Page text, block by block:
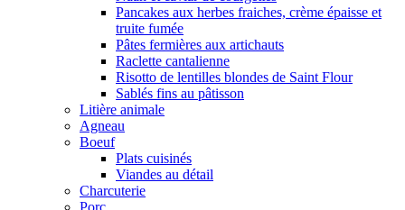
Pancakes aux herbes fraiches, crème épaisse et
truite fumée
Pâtes fermières aux artichauts
Raclette cantalienne
Risotto de lentilles blondes de Saint Flour
Sablés fins au pâtisson
Litière animale
Agneau
Boeuf
Plats cuisinés
Viandes au détail
Charcuterie
Porc